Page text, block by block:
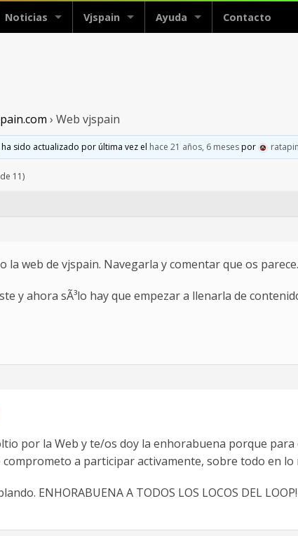
Noticias Vjspain Ayuda Contacto
› Web vjspain
sido actualizado por última vez el hace 21 años, 6 mesespor
11)
la web de vjspain. Navegarla y comentar que os parece.
y ahora sÃ³lo hay que empezar a llenarla de
por la Web y te/os doy la enhorabuena porque
comprometo a participar activamente, sobre todo en
ENHORABUENA A TODOS LOS LOCOS DEL LOOP!